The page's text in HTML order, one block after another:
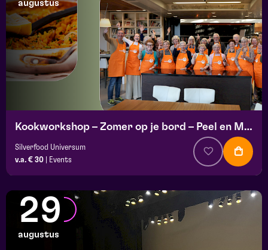
augustus
Kookworkshop – Zomer op je bord – Peel en Maas
Silverfood Universum
v.a. € 30
Events
29
augustus